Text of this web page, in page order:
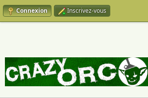
Connexion Inscrivez-vous